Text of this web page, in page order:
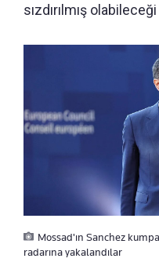
sızdırılmış
Mossad'ın Sanchez
radarına yakalandılar